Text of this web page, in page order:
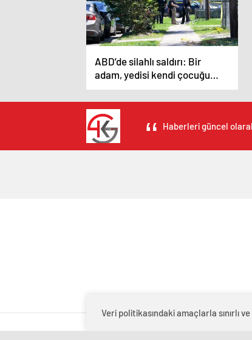
ABD’de silahlı saldırı: Bir
adam, yedisi kendi çocuğu
olmak üzere sekiz çocuğu
öldürdü
Haberleri güncel
Veri politikasındaki amaçlarla sınırlı